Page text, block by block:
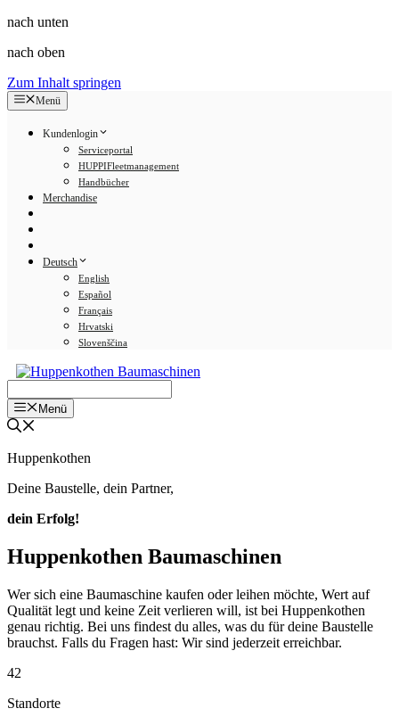
nach unten
nach oben
Zum Inhalt springen
Menü
Kundenlogin
Serviceportal
HUPPIFleetmanagement
Handbücher
Merchandise
Deutsch
English
Español
Français
Hrvatski
Slovenščina
Menü
Huppenkothen
Deine Baustelle, dein Partner,
dein Erfolg!
Huppenkothen Baumaschinen
Wer sich eine Baumaschine kaufen oder leihen möchte, Wert auf
Qualität legt und keine Zeit verlieren will, ist bei Huppenkothen
genau richtig. Bei uns findest du alles, was du für deine Baustelle
brauchst. Falls du Fragen hast: Wir sind jederzeit erreichbar.
42
Standorte